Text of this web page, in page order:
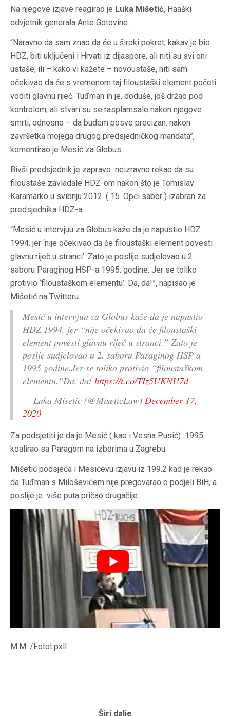
Na njegove izjave reagirao je Luka Mišetić, Haaški
odvjetnik generala Ante Gotovine.
“Naravno da sam znao da će u široki pokret, kakav je bio
HDZ, biti uključeni i Hrvati iz dijaspore, ali niti su svi oni
ustaše, ili – kako vi kažete – novoustaše, niti sam
očekivao da će s vremenom taj filoustaški element početi
voditi glavnu riječ. Tuđman ih je, doduše, još držao pod
kontrolom, ali stvari su se rasplamsale nakon njegove
smrti, odnosno – da budem posve precizan: nakon
završetka mojega drugog predsjedničkog mandata”,
komentirao je Mesić za Globus.
Bivši predsjednik je zapravo neizravno rekao da su
filoustaše zavladale HDZ-om nakon što je Tomislav
Karamarko u svibnju 2012. ( 15. Opći sabor ) izabran za
predsjednika HDZ-a
“Mesić u intervjuu za Globus kaže da je napustio HDZ
1994. jer ‘nije očekivao da će filoustaški element povesti
glavnu riječ u stranci’. Zato je poslije sudjelovao u 2.
saboru Paraginog HSP-a 1995. godine. Jer se toliko
protivio ‘filoustaškom elementu’. Da, da!”, napisao je
Mišetić na Twitteru.
Mesić u intervjuu za Globus kaže da je napustio
HDZ 1994. jer “nije očekivao da će filoustaški
element povesti glavnu riječ u stranci.” Zato je
poslje sudjelovao u 2. saboru Paraginog HSP-a
1995 godine.Jer se toliko protivio “filoustaškom
elementu.”Da, da! https://t.co/TIz5UKNU7d
— Luka Misetic (@MiseticLaw) December 17,
2020
Za podsjetiti je da je Mesić ( kao i Vesna Pusić) 1995.
koalirao sa Paragom na izborima u Zagrebu.
Mišetić podsjeća i Mesićevu izjavu iz 199.2 kad je rekao
da Tuđman s Miloševićem nije pregovarao o podjeli BiH, a
poslije je više puta pričao drugačije.
M.M. /Fotot:pxll
Širi dalje